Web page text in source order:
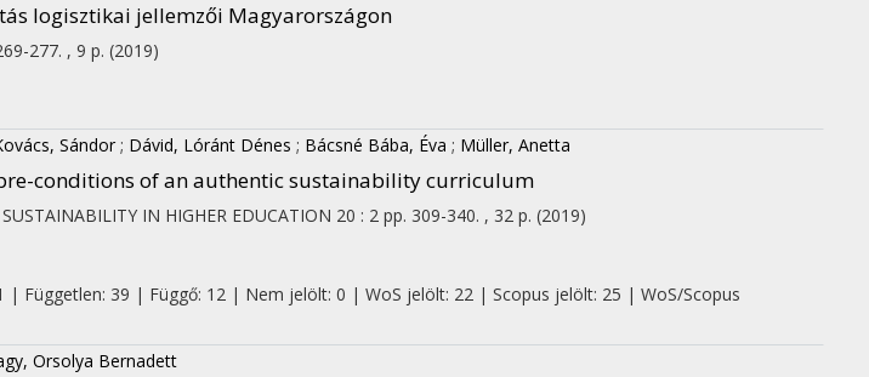
logisztikai jellemzői Magyarországon
277. , 9 p. (2019)
Sándor ; Dávid, Lóránt Dénes ; Bácsné Bába, Éva ; Müller, Anetta
conditions of an authentic sustainability curriculum
IN HIGHER EDUCATION 20 : 2 pp. 309-340. , 32 p. (2019)
| Független: 39 | Függő: 12 | Nem jelölt: 0 | WoS jelölt: 22 | Scopus jelölt: 25 | WoS/Scopus
Orsolya Bernadett